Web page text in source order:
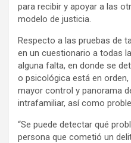
para recibir y apoyar a las
modelo de justicia.
Respecto a las pruebas de
en un cuestionario a todas
alguna falta, en donde se
o psicológica está en
mayor control y panorama
intrafamiliar, así como
“Se puede detectar qué
persona que cometió un